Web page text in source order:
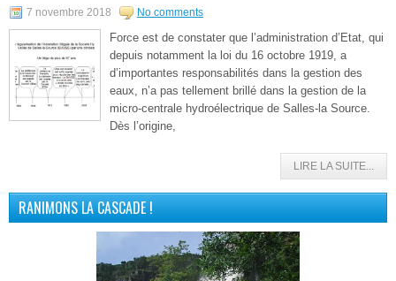
7 novembre 2018 No comments
Force est de constater que l’administration d’Etat, qui
depuis notamment la loi du 16 octobre 1919, a
d’importantes responsabilités dans la gestion des
eaux, n’a pas tellement brillé dans la gestion de la
micro-centrale hydroélectrique de Salles-la Source.
Dès l’origine,
LIRE LA SUITE...
RANIMONS LA CASCADE !